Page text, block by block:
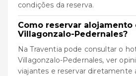
condições da reserva.
Como reservar alojamento
Villagonzalo-Pedernales?
Na Traventia pode consultar o
Villagonzalo-Pedernales, ver
viajantes e reservar diretamente